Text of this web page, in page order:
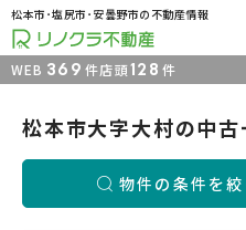
松本市･塩尻市･安曇野市の不動産情報
WEB 369 件店頭128 件
松本市大字大村の中
物件の条件を